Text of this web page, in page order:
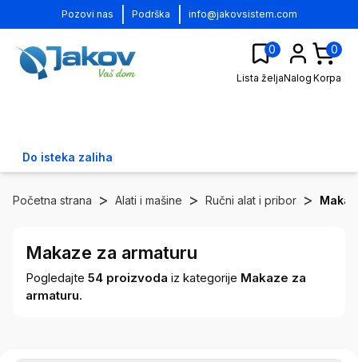
Pozovi nas Podrška info@jakovsistem.com
0
Lista željaNalog
0
Korpa
Do isteka zaliha
Početna strana > Alati i mašine > Ručni alat i pribor >
Makaze za armaturu
Pogledajte 54 proizvoda iz kategorije Makaze za
armaturu.